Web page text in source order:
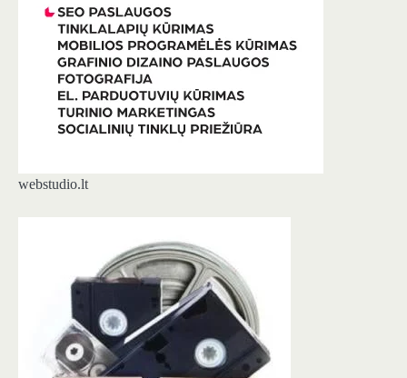
webstudio.lt